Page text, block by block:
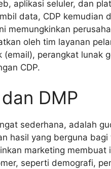
aplikasi seluler, dan
data, CDP kemudian
memungkinkan
oleh tim layanan
(email), perangkat lunak
CDP.
DMP
sederhana, adalah
hasil yang berguna
marketing
seperti demografi,